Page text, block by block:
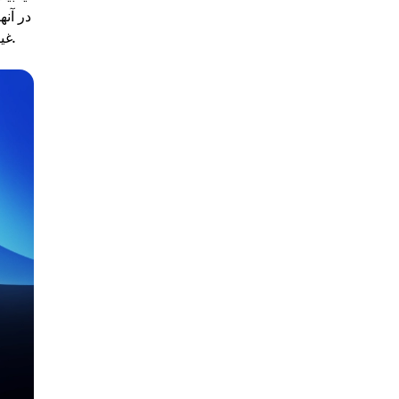
در
غیرمتمرکز آن، اجرای کامل این ممنوعیت تقریبا غیرممکن است. به عنوان مثال، این کشورها عبارتند از چین، نپال، الجزایر، بولیوی و اکوادور.